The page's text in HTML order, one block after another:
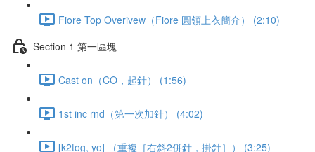
Fiore Top Overivew（Fiore 圓領上衣簡介） (2:10)
Section 1 第一區塊
Cast on（CO，起針） (1:56)
1st inc rnd（第一次加針） (4:02)
[k2tog, yo] （重複［右斜2併針，掛針］） (3:25)